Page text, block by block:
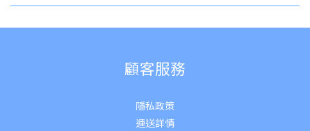
顧客服務
隱私政策
運送詳情